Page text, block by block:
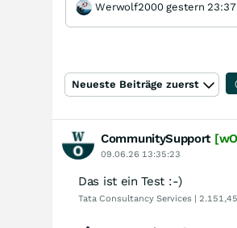
Werwolf2000 gestern 23:37
Neueste Beiträge zuerst
CommunitySupport
09.06.26 13:35:23
Das ist ein Test :-)
Tata Consultancy Services |